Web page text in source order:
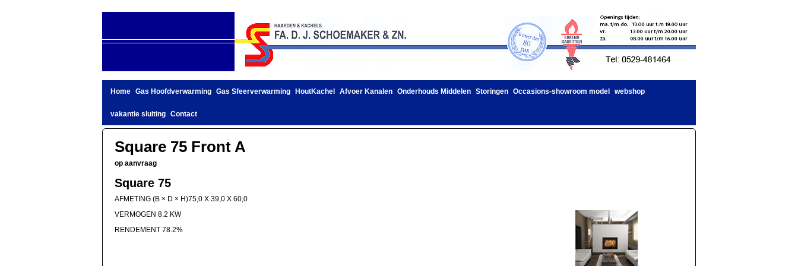
Home Gas Hoofdverwarming Gas Sfeerverwarming HoutKachel Afvoer Kanalen Onderhouds Middelen Storingen Occasions-showroom model webshop
vakantie sluiting Contact
Square 75 Front A
op aanvraag
Square 75
AFMETING (B × D × H)75,0 X 39,0 X 60,0
VERMOGEN 8.2 KW
RENDEMENT 78.2%